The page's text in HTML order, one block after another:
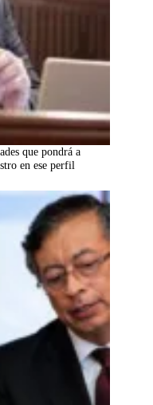
que pondrá a
en ese perfil